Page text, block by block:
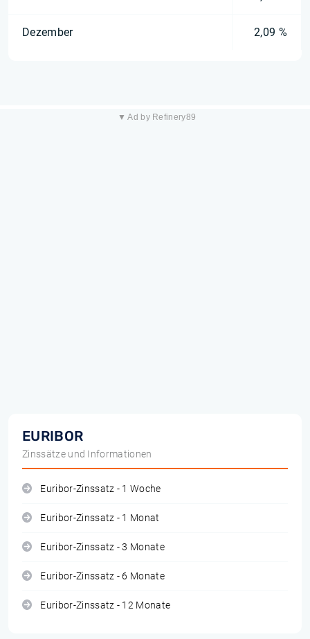
Dezember 2,09 %
▼ Ad by Refinery89
EURIBOR
Zinssätze und Informationen
Euribor-Zinssatz - 1 Woche
Euribor-Zinssatz - 1 Monat
Euribor-Zinssatz - 3 Monate
Euribor-Zinssatz - 6 Monate
Euribor-Zinssatz - 12 Monate